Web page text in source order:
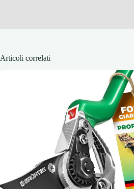
Articoli correlati